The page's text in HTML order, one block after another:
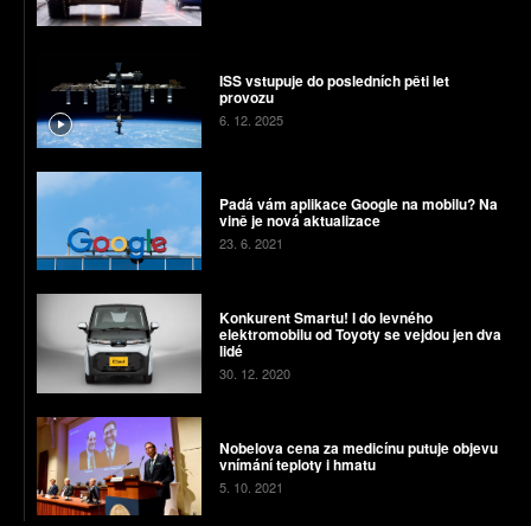
ISS vstupuje do posledních pěti let
provozu
6. 12. 2025
Padá vám aplikace Google na mobilu? Na
vině je nová aktualizace
23. 6. 2021
Konkurent Smartu! I do levného
elektromobilu od Toyoty se vejdou jen dva
lidé
30. 12. 2020
Nobelova cena za medicínu putuje objevu
vnímání teploty i hmatu
5. 10. 2021